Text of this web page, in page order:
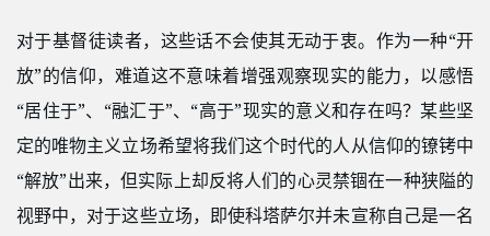
对于基督徒读者，这些话不会使其无动于衷。作为一种“开
放”的信仰，难道这不意味着增强观察现实的能力，以感悟
“居住于”、“融汇于”、“高于”现实的意义和存在吗？某些坚
定的唯物主义立场希望将我们这个时代的人从信仰的镣铐中
“解放”出来，但实际上却反将人们的心灵禁锢在一种狭隘的
视野中，对于这些立场，即使科塔萨尔并未宣称自己是一名